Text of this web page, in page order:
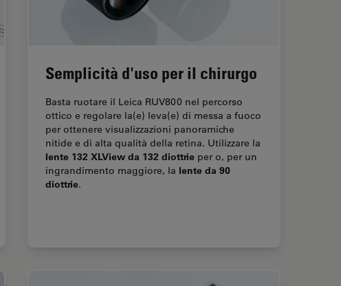
Semplicità d'uso per il chirurgo
Basta ruotare il Leica RUV800 nel percorso
ottico e regolare la(e) leva(e) di messa a fuoco
per ottenere visualizzazioni panoramiche
nitide e di alta qualità della retina. Utilizzare la
lente 132 XLView da 132 diottrie per o, per un
ingrandimento maggiore, la lente da 90
diottrie.